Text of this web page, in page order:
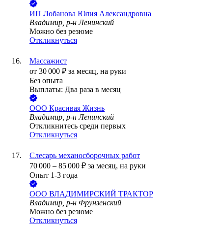
ИП Лобанова Юлия Александровна
Владимир, р-н Ленинский
Можно без резюме
Откликнуться
Массажист
от 30 000 ₽ за месяц, на руки
Без опыта
Выплаты: Два раза в месяц
ООО Красивая Жизнь
Владимир, р-н Ленинский
Откликнитесь среди первых
Откликнуться
Слесарь механосборочных работ
70 000 – 85 000 ₽ за месяц, на руки
Опыт 1-3 года
ООО ВЛАДИМИРСКИЙ ТРАКТОР
Владимир, р-н Фрунзенский
Можно без резюме
Откликнуться